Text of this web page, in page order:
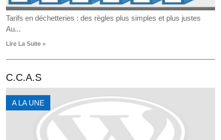
Tarifs en déchetteries : des règles plus simples et plus justes
Au...
Lire La Suite »
C.C.A.S
A LA UNE